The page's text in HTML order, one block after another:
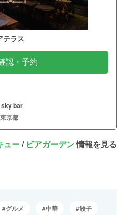
テラス
認・予約
sky bar
京都
ュー/ ビアガーデン情報を見る
グルメ 中華 餃子